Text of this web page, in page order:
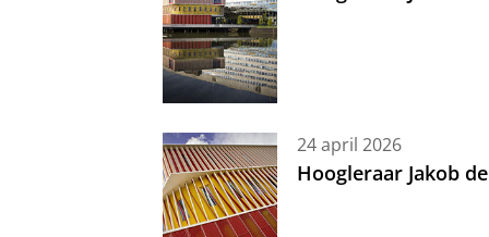
24 april 2026
Hoogleraar Jakob